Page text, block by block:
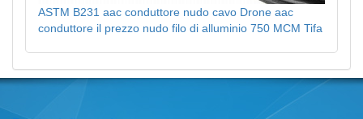
ASTM B231 aac conduttore nudo cavo Drone aac
conduttore il prezzo nudo filo di alluminio 750 MCM Tifa